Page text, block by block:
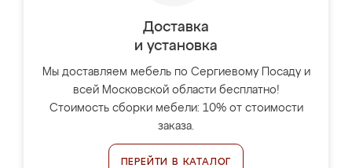
Доставка
и установка
Мы доставляем мебель по Сергиевому Посаду и
всей Московской области бесплатно!
Стоимость сборки мебели: 10% от стоимости
заказа.
ПЕРЕЙТИ В КАТАЛОГ